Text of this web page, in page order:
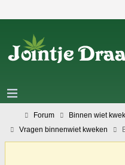
Forum Binnen wiet
Vragen binnenwiet kweken